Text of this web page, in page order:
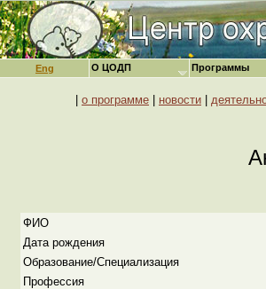
Eng
о программе новости
ФИО
Дата рождения
Образование/Специализация
Профессия
О ЦОДП Программы